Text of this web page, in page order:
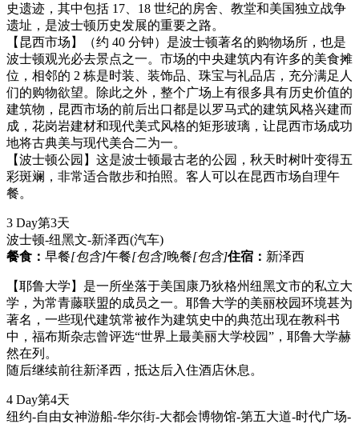
史遗迹，其中包括 17、18 世纪的房舍、教堂和美国独立战争
遗址，是波士顿历史发展的重要之路。
【昆西市场】（约 40 分钟）是波士顿著名的购物场所，也是
波士顿观光必去景点之一。市场的中央建筑内有许多的美食摊
位，相邻的 2 栋是时装、装饰品、珠宝与礼品店，充分满足人
们的购物欲望。除此之外，整个广场上有很多具有历史价值的
建筑物，昆西市场的前后出口都是以罗马式的建筑风格兴建而
成，花岗岩建材和现代美式风格的矩形玻璃，让昆西市场成功
地将古典美与现代美合二为一。
【波士顿公园】这是波士顿最古老的公园，秋天时树叶变得五
彩斑斓，非常适合散步和拍照。客人可以在昆西市场自理午
餐。
3 Day第3天
波士顿-纽黑文-新泽西(汽车)
餐食： 早餐[包含]午餐[包含]晚餐[包含]住宿： 新泽西
【耶鲁大学】是一所坐落于美国康乃狄格州纽黑文市的私立大
学，为常青藤联盟的成员之一。耶鲁大学的美丽校园环境甚为
著名，一些现代建筑常被作为建筑史中的典范出现在教科书
中，福布斯杂志曾评选“世界上最美丽大学校园”，耶鲁大学赫
然在列。
随后继续前往新泽西，抵达后入住酒店休息。
4 Day第4天
纽约-自由女神游船-华尔街-大都会博物馆-第五大道-时代广场-